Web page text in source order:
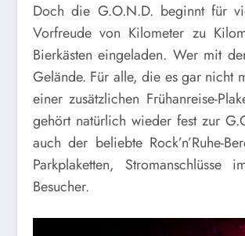
Doch die G.O.N.D. beginnt für
Vorfreude von Kilometer zu
Bierkästen eingeladen. Wer mit
Gelände. Für alle, die es gar nicht
einer zusätzlichen Frühanreise-
gehört natürlich wieder fest zur
auch der beliebte Rock’n’Ruhe-
Parkplaketten, Stromanschlüsse
Besucher.